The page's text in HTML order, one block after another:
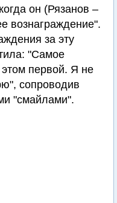
он (Рязанов –
вознаграждение".
за эту
"Самое
первой. Я не
сопроводив
"смайлами".